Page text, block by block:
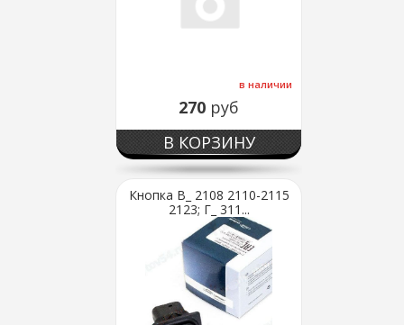
в наличии
270 руб
В КОРЗИНУ
Кнопка В_ 2108 2110-2115
2123; Г_ 311...